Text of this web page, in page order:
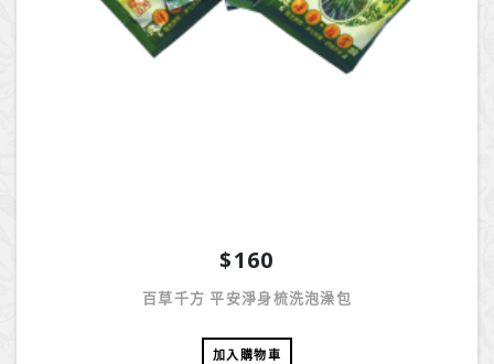
$160
百草千方 平安淨身梳洗泡澡包
加入購物車